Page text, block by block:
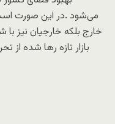
می‌شود .در این صورت
خارج بلکه خارجیان نیز
بازار تازه رها شده از